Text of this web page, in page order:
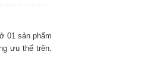
01 sản phẩm
ưu thế trên.